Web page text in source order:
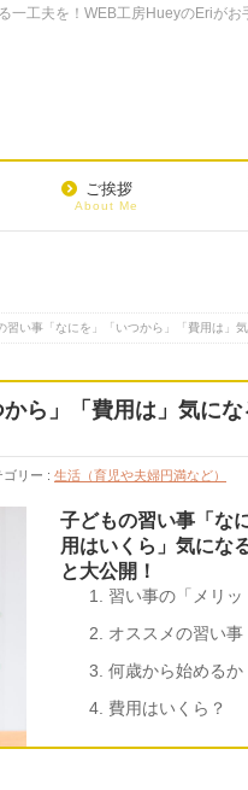
一工夫を！WEB工房HueyのEriがお
ご挨拶
About Me
習い事「なにを」「いつから」「費用は」
ら」「費用は」気に
ゴリー : 生活（育児や夫婦円満など）
子どもの習い事「な
用はいくら」気にな
と大公開！
習い事の「メリッ
オススメの習い事
何歳から始めるか
費用はいくら？